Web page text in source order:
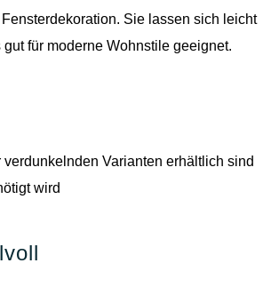
Sie lassen sich leicht
für moderne Wohnstile geeignet.
Varianten erhältlich sind
wird